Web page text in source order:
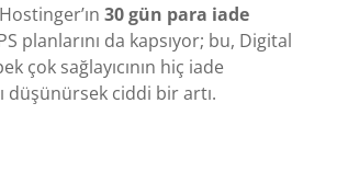
30 gün para iade
planlarını da kapsıyor; bu, Digital
çok sağlayıcının hiç iade
düşünürsek ciddi bir artı.